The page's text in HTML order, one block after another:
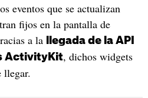
eventos que se actualizan
fijos en la pantalla de
a la
llegada de la API
ActivityKit, dichos widgets
llegar.